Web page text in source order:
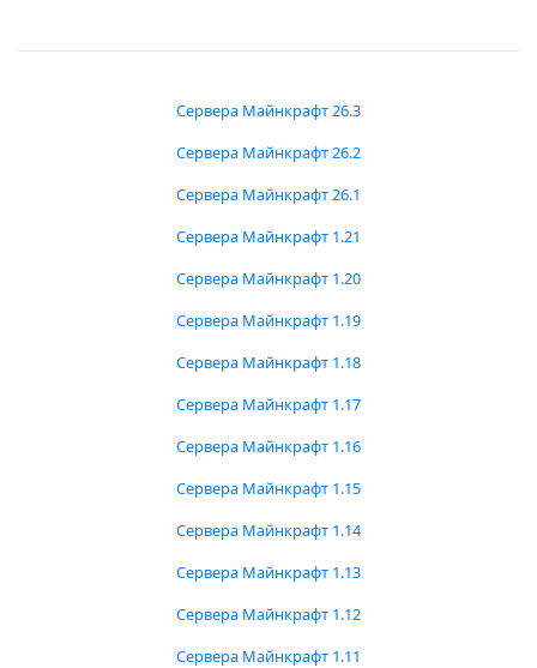
Сервера Майнкрафт 26.3
Сервера Майнкрафт 26.2
Сервера Майнкрафт 26.1
Сервера Майнкрафт 1.21
Сервера Майнкрафт 1.20
Сервера Майнкрафт 1.19
Сервера Майнкрафт 1.18
Сервера Майнкрафт 1.17
Сервера Майнкрафт 1.16
Сервера Майнкрафт 1.15
Сервера Майнкрафт 1.14
Сервера Майнкрафт 1.13
Сервера Майнкрафт 1.12
Сервера Майнкрафт 1.11